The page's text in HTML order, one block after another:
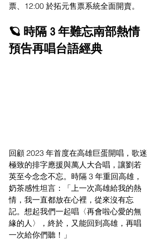
票、12:00 於拓元售票系統全面開賣。
🪐 時隔 3 年難忘南部熱情
預告再唱台語經典
回顧 2023 年首度在高雄巨蛋開唱，歌迷
極致的排字應援與萬人大合唱，讓劉若
英至今念念不忘。時隔 3 年重回高雄，
奶茶感性坦言：「上一次高雄給我的熱
情，我一直都放在心裡，從來沒有忘
記。想起我們一起唱〈再會啦心愛的無
緣的人〉，終於，又能回到高雄，再唱
一次給你們聽！」